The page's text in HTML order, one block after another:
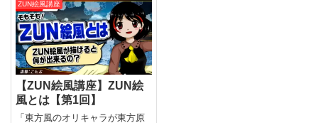
としています。ED風などについ
ては機会があれば...
ZUN絵風講座
【ZUN絵風講座】ZUN絵
風とは【第1回】
「東方風のオリキャラが東方原